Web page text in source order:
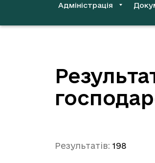
Адміністрація
Результатів: 198